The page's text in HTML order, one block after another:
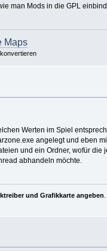
man Mods in die GPL
Maps
Werten im Spiel
angelegt und eben
und ein Ordner, wofür
abhandeln möchte.
und Grafikkarte angeben